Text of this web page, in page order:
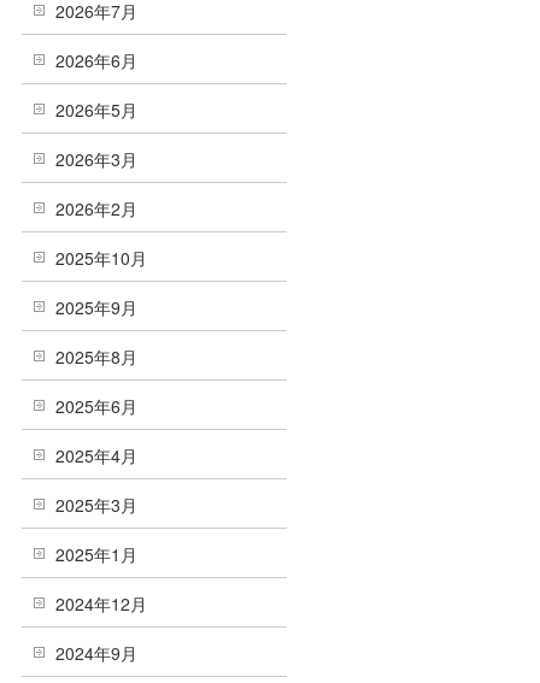
2026年7月
2026年6月
2026年5月
2026年3月
2026年2月
2025年10月
2025年9月
2025年8月
2025年6月
2025年4月
2025年3月
2025年1月
2024年12月
2024年9月